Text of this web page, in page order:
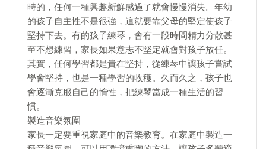
時的，任何一種興趣新鮮感過了就會慢慢消失。年幼
的孩子自主性不是很強，這就要靠父母的堅定使孩子
堅持下去。有的孩子練琴，會有一段時間精力分散甚
至不想練習，家長如果意志不堅定就會對孩子放任。
其實，任何學習都是貴在堅持，從練琴中讓孩子嘗試
學會堅持，也是一種學習的收穫。久而久之，孩子也
會逐漸克服自己的惰性，把練琴當成一種生活的習
慣。
製造音樂氛圍
家長一定要重視家庭中的音樂教育。在家庭中製造一